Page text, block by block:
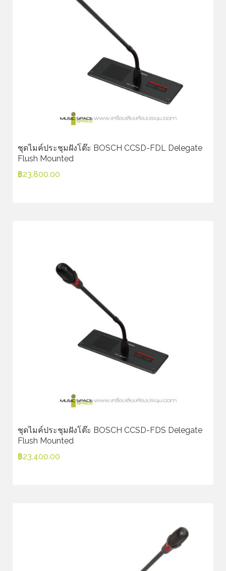
ชุดไมค์ประชุมฝังโต๊ะ BOSCH CCSD-FDL Delegate
Flush Mounted
฿23,800.00
ชุดไมค์ประชุมฝังโต๊ะ BOSCH CCSD-FDS Delegate
Flush Mounted
฿23,400.00